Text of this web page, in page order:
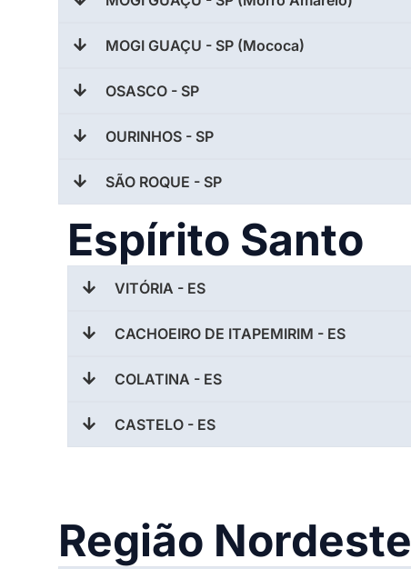
MOGI GUAÇU - SP (Mococa)
OSASCO - SP
OURINHOS - SP
SÃO ROQUE - SP
Espírito Santo
VITÓRIA - ES
CACHOEIRO DE ITAPEMIRIM - ES
COLATINA - ES
CASTELO - ES
Região Nordeste